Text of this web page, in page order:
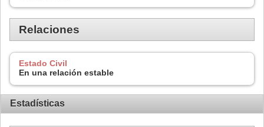
Relaciones
Estado Civil
En una relación estable
Estadísticas